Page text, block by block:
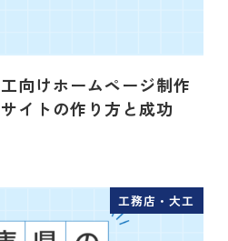
向けホームページ制作
イトの作り方と成功
工務店・大工